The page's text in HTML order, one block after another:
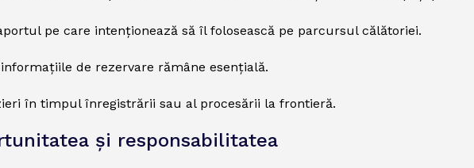
pe care intenționează să îl folosească pe parcursul călătoriei.
de rezervare rămâne esențială.
în timpul înregistrării sau al procesării la frontieră.
și responsabilitatea